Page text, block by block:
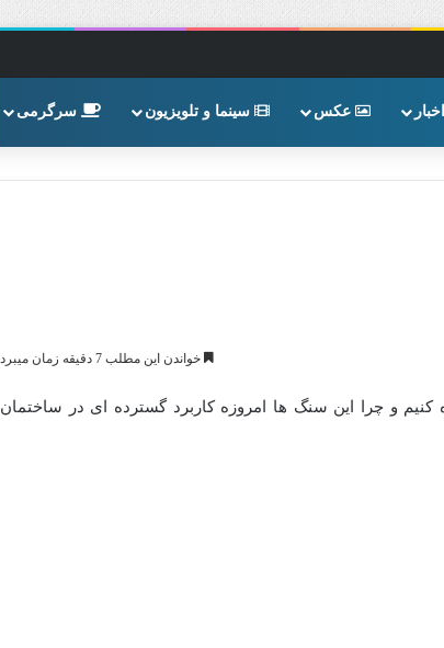
عکس سینما و تلویزیون سرگرمی
خواندن این مطلب 7 دقیقه زمان میبرد
و چرا این سنگ ها امروزه کاربرد گسترده ای در ساختمان